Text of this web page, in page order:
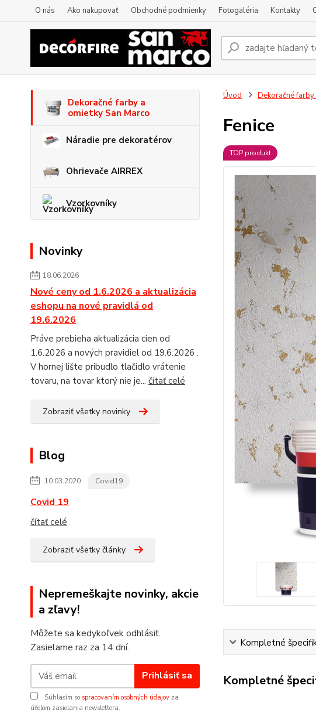
O nás Ako nakupovať Obchodné podmienky Fotogaléria Kontakty
Dekoračné farby a
omietky San Marco
Náradie pre dekoratérov
Ohrievače AIRREX
Vzorkovníky
Novinky
18.06.2026
Nové ceny od 1.6.2026 a aktualizácia
eshopu na nové pravidlá od
19.6.2026
Práve prebieha aktualizácia cien od
1.6.2026 a nových pravidiel od 19.6.2026 .
V hornej lište pribudlo tlačidlo vrátenie
tovaru, na tovar ktorý nie je... čítať celé
Zobraziť všetky novinky
Blog
10.03.2020 Covid19
Covid 19
čítať celé
Zobraziť všetky články
Nepremeškajte novinky, akcie
a zľavy!
Môžete sa kedykoľvek odhlásiť.
Zasielame raz za 14 dní.
Prihlásiť sa
Súhlasím so spracovaním osobných údajov za
účelom zasielania newslettera.
Úvod Dekoračné farby
Fenice
TOP produkt
Kompletné
Kompletné